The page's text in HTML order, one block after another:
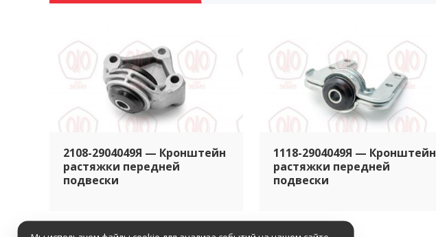
2108-2904049Я — Кронштейн
растяжки передней
подвески
1118-2904049Я — Кронштейн
растяжки передней
подвески